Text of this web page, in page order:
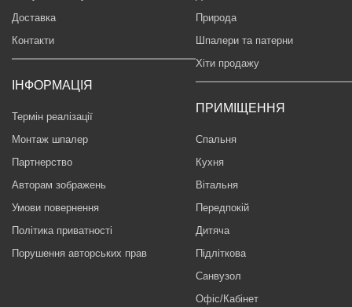
Доставка
Контакти
ІНФОРМАЦІЯ
Термін реалізації
Монтаж шпалер
Партнерство
Авторам зображень
Умови повернення
Політика приватності
Порушення авторських прав
Природа
Шпалери та патерни
Хіти продажу
ПРИМІЩЕННЯ
Спальня
Кухня
Вітальня
Передпокій
Дитяча
Підліткова
Санвузол
Офіс/Кабінет